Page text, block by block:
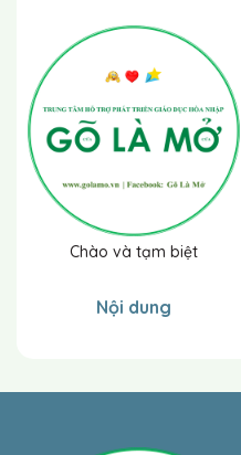
Chào và tạm biệt
Nội dung